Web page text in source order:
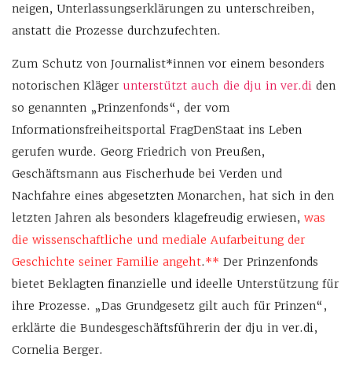
neigen, Unterlassungserklärungen zu unterschreiben,
anstatt die Prozesse durchzufechten.
Zum Schutz von Journalist*innen vor einem besonders
notorischen Kläger unterstützt auch die dju in ver.di den
so genannten „Prinzenfonds“, der vom
Informationsfreiheitsportal FragDenStaat ins Leben
gerufen wurde. Georg Friedrich von Preußen,
Geschäftsmann aus Fischerhude bei Verden und
Nachfahre eines abgesetzten Monarchen, hat sich in den
letzten Jahren als besonders klagefreudig erwiesen, was
die wissenschaftliche und mediale Aufarbeitung der
Geschichte seiner Familie angeht.** Der Prinzenfonds
bietet Beklagten finanzielle und ideelle Unterstützung für
ihre Prozesse. „Das Grundgesetz gilt auch für Prinzen“,
erklärte die Bundesgeschäftsführerin der dju in ver.di,
Cornelia Berger.